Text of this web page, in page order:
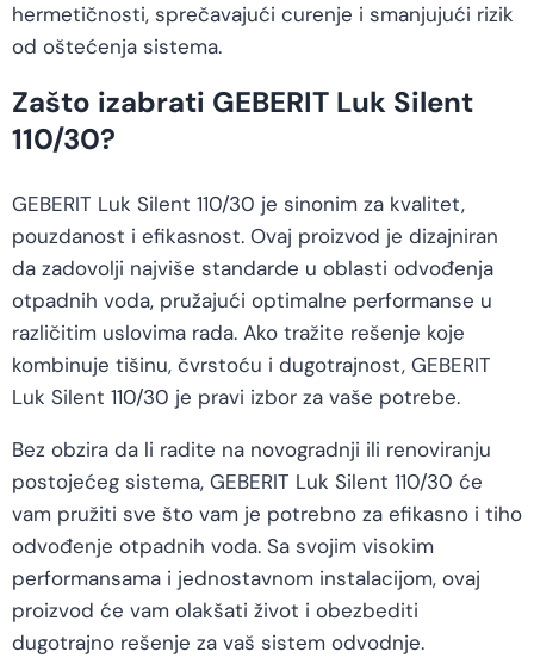
hermetičnosti, sprečavajući curenje i smanjujući rizik
od oštećenja sistema.
Zašto izabrati GEBERIT Luk Silent
110/30?
GEBERIT Luk Silent 110/30 je sinonim za kvalitet,
pouzdanost i efikasnost. Ovaj proizvod je dizajniran
da zadovolji najviše standarde u oblasti odvođenja
otpadnih voda, pružajući optimalne performanse u
različitim uslovima rada. Ako tražite rešenje koje
kombinuje tišinu, čvrstoću i dugotrajnost, GEBERIT
Luk Silent 110/30 je pravi izbor za vaše potrebe.
Bez obzira da li radite na novogradnji ili renoviranju
postojećeg sistema, GEBERIT Luk Silent 110/30 će
vam pružiti sve što vam je potrebno za efikasno i tiho
odvođenje otpadnih voda. Sa svojim visokim
performansama i jednostavnom instalacijom, ovaj
proizvod će vam olakšati život i obezbediti
dugotrajno rešenje za vaš sistem odvodnje.